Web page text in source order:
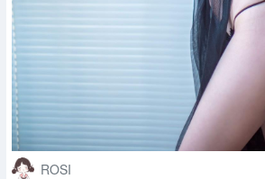
ROSI